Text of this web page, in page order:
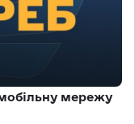
мережу